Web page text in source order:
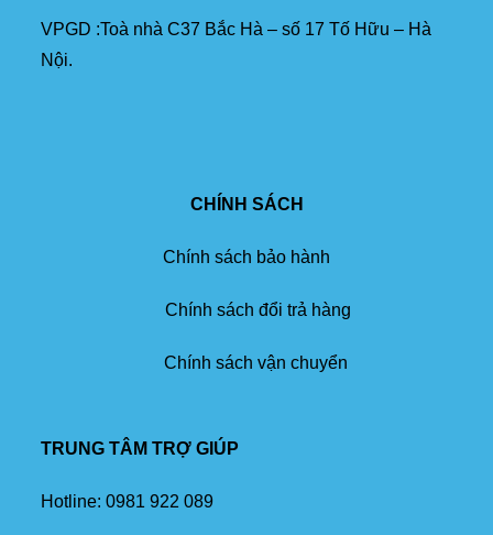
VPGD :Toà nhà C37 Bắc Hà – số 17 Tố Hữu – Hà
Nội.
CHÍNH SÁCH
Chính sách bảo hành
Chính sách đổi trả hàng
Chính sách vận chuyển
TRUNG TÂM TRỢ GIÚP
Hotline: 0981 922 089